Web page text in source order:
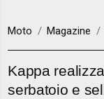
Moto Magazine
Kappa
serbatoio e